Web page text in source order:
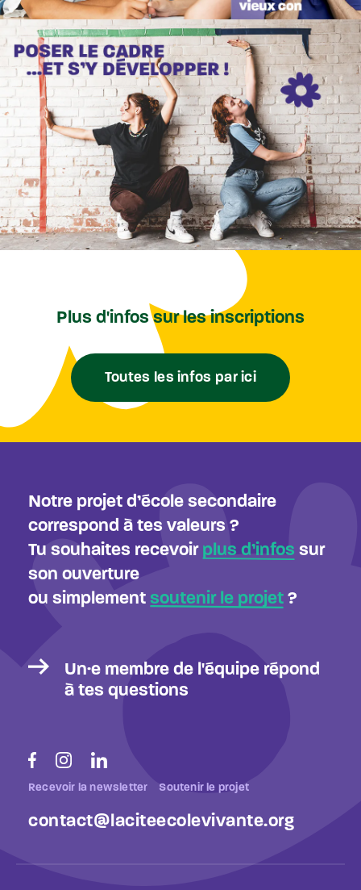
Plus d'infos sur les inscriptions
Toutes les infos par ici
Notre projet d’école secondaire
correspond à tes valeurs ?
Tu souhaites recevoir plus d’infos sur
son ouverture
ou simplement soutenir le projet ?
Un·e membre de l'équipe répond
à tes questions
Recevoir la newsletter Soutenir le projet
contact@laciteecolevivante.org